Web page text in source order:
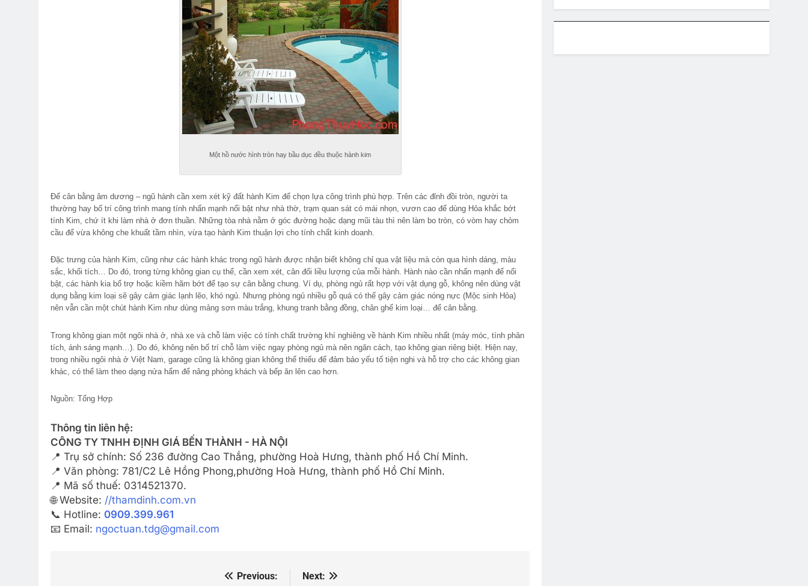
Một hồ nước hình tròn hay bầu dục đều thuộc hành kim
Để cân bằng âm dương – ngũ hành cần xem xét kỹ đất hành Kim để chọn lựa công trình phù hợp. Trên các đỉnh đồi tròn, người ta
thường hay bố trí công trình mang tính nhấn mạnh nổi bật như nhà thờ, trạm quan sát có mái nhọn, vươn cao để dùng Hỏa khắc bớt
tính Kim, chứ ít khi làm nhà ở đơn thuần. Những tòa nhà nằm ở góc đường hoặc dạng mũi tàu thì nên làm bo tròn, có vòm hay chỏm
cầu để vừa không che khuất tầm nhìn, vừa tạo hành Kim thuận lợi cho tính chất kinh doanh.
Đặc trưng của hành Kim, cũng như các hành khác trong ngũ hành được nhận biết không chỉ qua vật liệu mà còn qua hình dáng, màu
sắc, khối tích… Do đó, trong từng không gian cụ thể, cần xem xét, cân đối liều lượng của mỗi hành. Hành nào cần nhấn mạnh để nổi
bật, các hành kia bổ trợ hoặc kiềm hãm bớt để tạo sự cân bằng chung. Ví dụ, phòng ngủ rất hợp với vật dụng gỗ, không nên dùng vật
dụng bằng kim loại sẽ gây cảm giác lạnh lẽo, khó ngủ. Nhưng phòng ngủ nhiều gỗ quá có thể gây cảm giác nóng nực (Mộc sinh Hỏa)
nên vẫn cần một chút hành Kim như dùng mảng sơn màu trắng, khung tranh bằng đồng, chân ghế kim loại… để cân bằng.
Trong không gian một ngôi nhà ở, nhà xe và chỗ làm việc có tính chất trường khí nghiêng về hành Kim nhiều nhất (máy móc, tính phân
tích, ánh sáng mạnh…). Do đó, không nên bố trí chỗ làm việc ngay phòng ngủ mà nên ngăn cách, tạo không gian riêng biệt. Hiện nay,
trong nhiều ngôi nhà ở Việt Nam, garage cũng là không gian không thể thiếu để đảm bảo yếu tố tiện nghi và hỗ trợ cho các không gian
khác, có thể làm theo dạng nửa hẩm để nâng phòng khách và bếp ăn lên cao hơn.
Nguồn: Tổng Hợp
Thông tin liên hệ:
CÔNG TY TNHH ĐỊNH GIÁ BẾN THÀNH - HÀ NỘI
📍 Trụ sở chính: Số 236 đường Cao Thắng, phường Hoà Hưng, thành phố Hồ Chí Minh.
📍 Văn phòng: 781/C2 Lê Hồng Phong,phường Hoà Hưng, thành phố Hồ Chí Minh.
📍 Mã số thuế: 0314521370.
🌐 Website: //thamdinh.com.vn
📞 Hotline: 0909.399.961
📧 Email: ngoctuan.tdg@gmail.com
Previous:
Next: